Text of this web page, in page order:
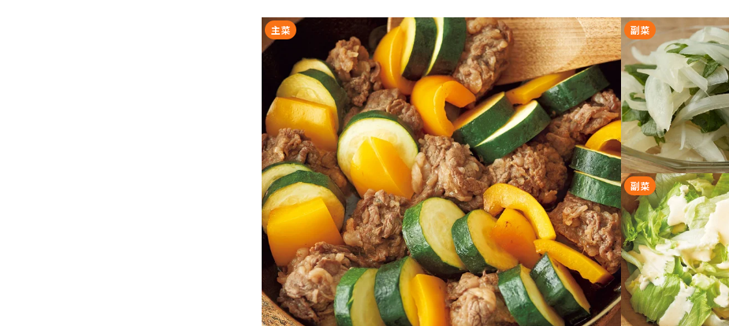
主菜 副菜
副菜